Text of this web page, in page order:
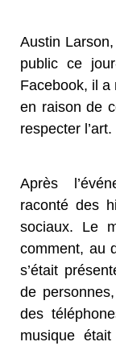
Austin
public ce
Facebook, il a
en raison de
respecter l’art.
Après
raconté des
sociaux. Le
comment, au
s’était
de
des
musique